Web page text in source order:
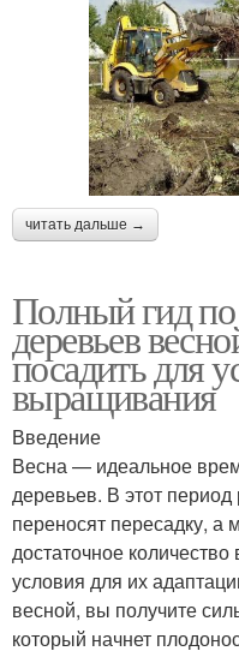
читать дальше →
Полный гид
деревьев
посадить для
выращивания
Введение
Весна — идеальное
деревьев. В этот
переносят пересадку, а
достаточное
условия для их
весной, вы получите
который начнет